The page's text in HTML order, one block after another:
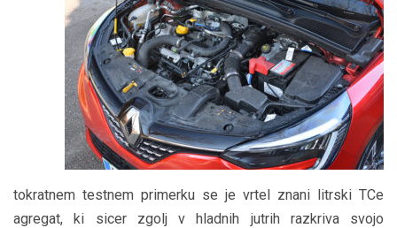
tokratnem testnem primerku se je vrtel znani litrski TCe
agregat, ki sicer zgolj v hladnih jutrih razkriva svojo